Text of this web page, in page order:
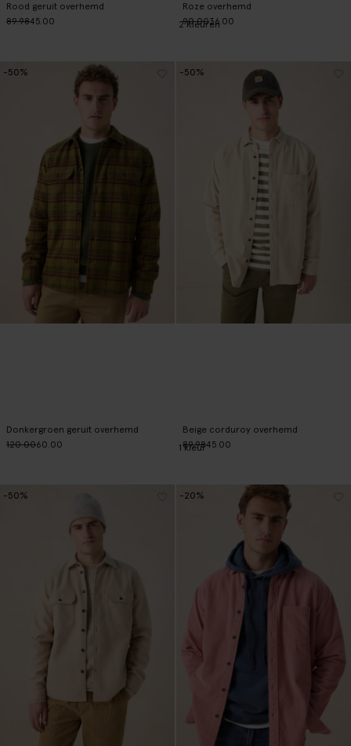
Rood geruit overhemd
89.9845.00
Roze overhemd
90.0036.00
2Kleuren
Donkergroen geruit overhemd
120.0060.00
-50%
Beige corduroy overhemd
89.9845.00
-50%
1kleur
-50% -20%